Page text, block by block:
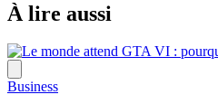
À lire aussi
Business